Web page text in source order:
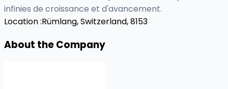
infinies de croissance et d'avancement.
Location :Rümlang, Switzerland, 8153
About the Company